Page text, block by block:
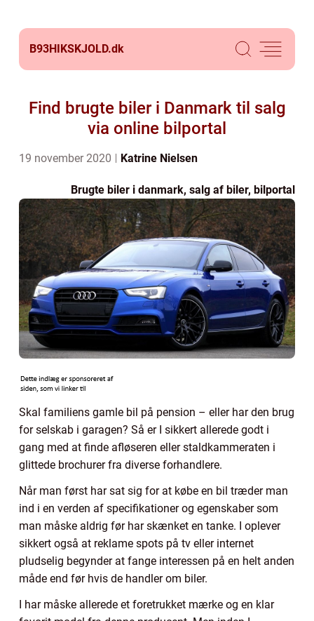
B93HIKSKJOLD.dk
Find brugte biler i Danmark til salg
via online bilportal
19 november 2020 Katrine Nielsen
Brugte biler i danmark, salg af biler, bilportal
Skal familiens gamle bil på pension – eller har den brug
for selskab i garagen? Så er I sikkert allerede godt i
gang med at finde afløseren eller staldkammeraten i
glittede brochurer fra diverse forhandlere.
Når man først har sat sig for at købe en bil træder man
ind i en verden af specifikationer og egenskaber som
man måske aldrig før har skænket en tanke. I oplever
sikkert også at reklame spots på tv eller internet
pludselig begynder at fange interessen på en helt anden
måde end før hvis de handler om biler.
I har måske allerede et foretrukket mærke og en klar